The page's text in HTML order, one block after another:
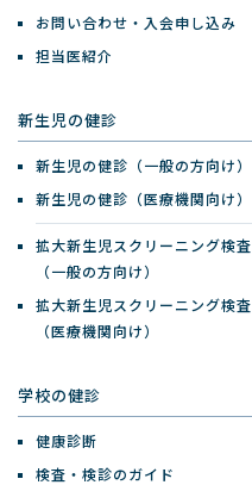
お問い合わせ・入会申し込み
担当医紹介
新生児の健診
新生児の健診（一般の方向け）
新生児の健診（医療機関向け）
拡大新生児スクリーニング検査
（一般の方向け）
拡大新生児スクリーニング検査
（医療機関向け）
学校の健診
健康診断
検査・検診のガイド